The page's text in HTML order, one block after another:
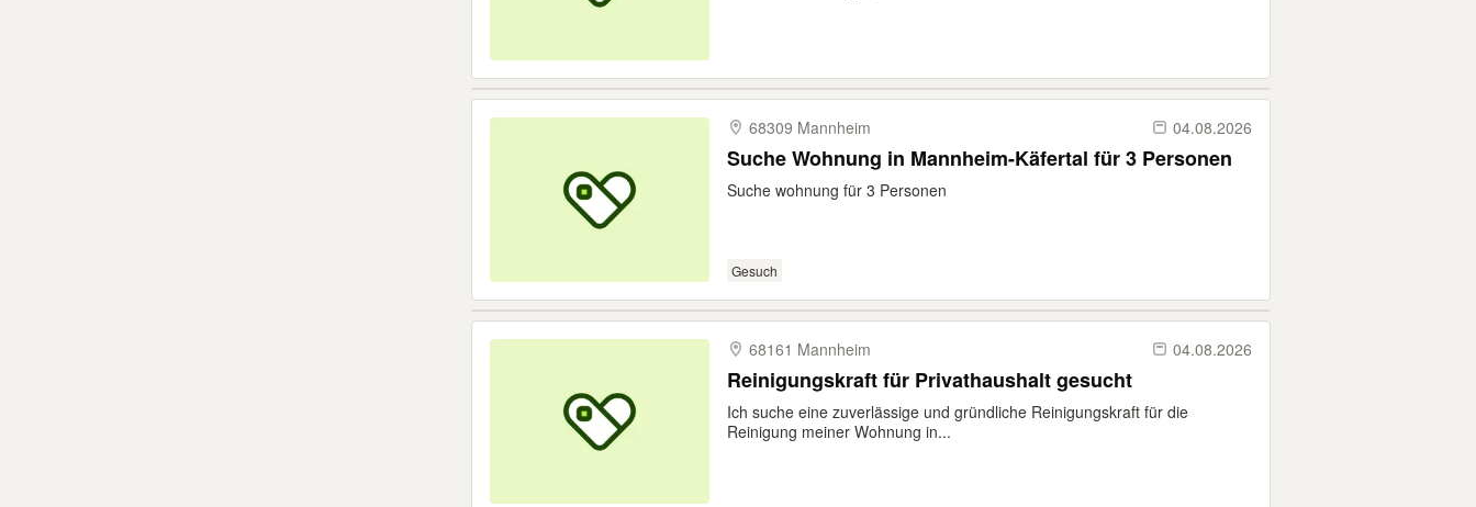
68309 Mannheim 04.08.2026
Suche Wohnung in Mannheim-Käfertal für 3 Personen
Suche wohnung für 3 Personen
Gesuch
68161 Mannheim 04.08.2026
Reinigungskraft für Privathaushalt gesucht
Ich suche eine zuverlässige und gründliche Reinigungskraft für die
Reinigung meiner Wohnung in...